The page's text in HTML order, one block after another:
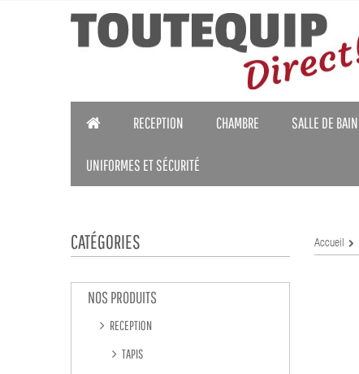
RECEPTION CHAMBRE SALLE DE BAIN
UNIFORMES ET SÉCURITÉ
CATÉGORIES
NOS PRODUITS
RECEPTION
TAPIS
Accueil